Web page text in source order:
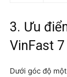
3. Ưu
VinFast
Dưới góc độ